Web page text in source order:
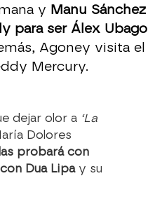
y Manu Sánchez
para ser Álex Ubago
Agoney visita el
Mercury.
dejar olor a ‘La
Dolores
probará con
Dua Lipay su